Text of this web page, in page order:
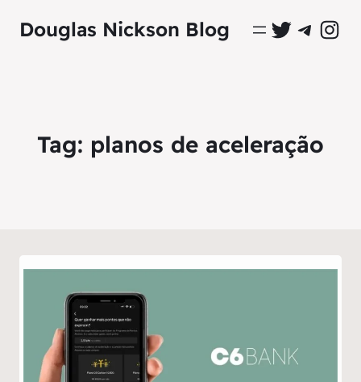
Douglas Nickson Blog Perfil Oficial no Twitter
Grupo Oficial no
Perfil
Tag: planos de aceleração